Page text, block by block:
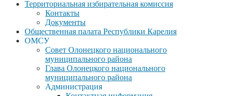
Территориальная избирательная комиссия
Контакты
Документы
Общественная палата Республики Карелия
ОМСУ
Совет Олонецкого национального
муниципального района
Глава Олонецкого национального
муниципального района
Администрация